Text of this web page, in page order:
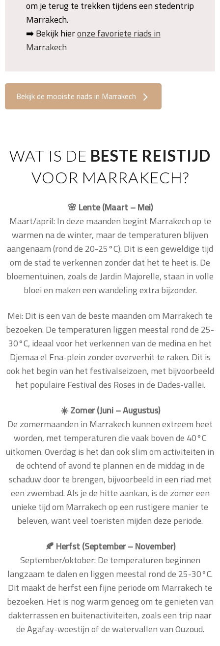
om je terug te trekken tijdens een stedentrip
Marrakech.
➡️ Bekijk hieronze favoriete riads in
Marrakech
Bekijk de mooiste riads in Marrakech
WAT IS DE BESTE REISTIJD
VOOR MARRAKECH?
🌸 Lente (Maart – Mei)
Maart/april: In deze maanden begint Marrakech op te
warmen na de winter, maar de temperaturen blijven
aangenaam (rond de 20-25°C). Dit is een geweldige tijd
om de stad te verkennen zonder dat het te heet is. De
bloementuinen, zoals de Jardin Majorelle, staan in volle
bloei en maken een wandeling extra bijzonder.
Mei: Dit is een van de beste maanden om Marrakech te
bezoeken. De temperaturen liggen meestal rond de 25-
30°C, ideaal voor het verkennen van de medina en het
Djemaa el Fna-plein zonder oververhit te raken. Dit is
ook het begin van het festivalseizoen, met bijvoorbeeld
het populaire Festival des Roses in de Dades-vallei.
☀️ Zomer (Juni – Augustus)
De zomermaanden in Marrakech kunnen extreem heet
worden, met temperaturen die vaak boven de 40°C
uitkomen. Overdag is het dan ook slim om activiteiten in
de ochtend of avond te plannen en de middag in de
schaduw door te brengen, bijvoorbeeld in een riad met
een zwembad. Als je de hitte aankan, is de zomer een
unieke tijd om Marrakech op een rustigere manier te
beleven, want veel toeristen mijden deze periode.
🍂 Herfst (September – November)
September/oktober: De temperaturen beginnen
langzaam te dalen en liggen meestal rond de 25-30°C.
Dit maakt de herfst een fijne periode om Marrakech te
bezoeken. Het is nog warm genoeg om te genieten van
dakterrassen en buitenactiviteiten, zoals een trip naar
de Agafay-woestijn of de watervallen van Ouzoud.